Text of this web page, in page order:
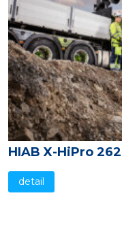
HIAB X-HiPro 262
detail